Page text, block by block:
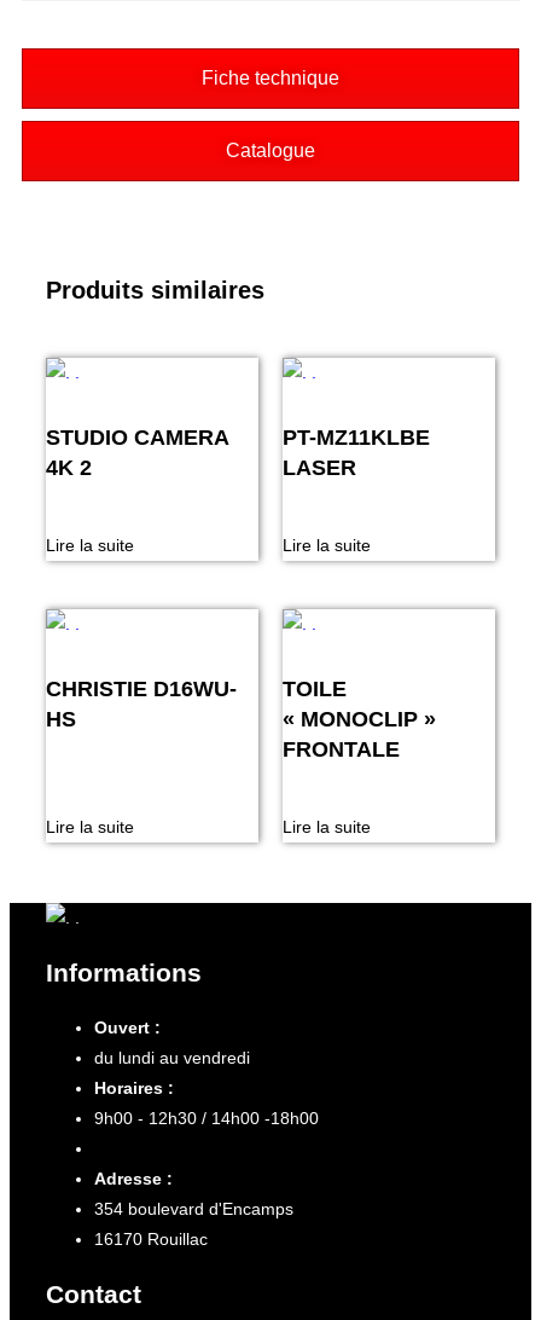
Fiche technique
Catalogue
Produits similaires
STUDIO CAMERA
4K 2
Lire la suite
PT-MZ11KLBE
LASER
Lire la suite
CHRISTIE D16WU-
HS
Lire la suite
TOILE
« MONOCLIP »
FRONTALE
Lire la suite
Informations
Ouvert :
du lundi au vendredi
Horaires :
9h00 - 12h30 / 14h00 -18h00
Adresse :
354 boulevard d'Encamps
16170 Rouillac
Contact